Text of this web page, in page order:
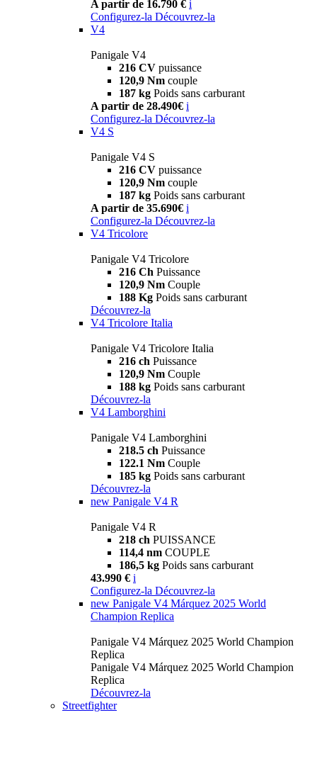
A partir de 16.790 € i
Configurez-la Découvrez-la
V4
Panigale V4
216 CV puissance
120,9 Nm couple
187 kg Poids sans carburant
A partir de 28.490€ i
Configurez-la Découvrez-la
V4 S
Panigale V4 S
216 CV puissance
120,9 Nm couple
187 kg Poids sans carburant
A partir de 35.690€ i
Configurez-la Découvrez-la
V4 Tricolore
Panigale V4 Tricolore
216 Ch Puissance
120,9 Nm Couple
188 Kg Poids sans carburant
Découvrez-la
V4 Tricolore Italia
Panigale V4 Tricolore Italia
216 ch Puissance
120,9 Nm Couple
188 kg Poids sans carburant
Découvrez-la
V4 Lamborghini
Panigale V4 Lamborghini
218.5 ch Puissance
122.1 Nm Couple
185 kg Poids sans carburant
Découvrez-la
new Panigale V4 R
Panigale V4 R
218 ch PUISSANCE
114,4 nm COUPLE
186,5 kg Poids sans carburant
43.990 € i
Configurez-la Découvrez-la
new Panigale V4 Márquez 2025 World
Champion Replica
Panigale V4 Márquez 2025 World Champion
Replica
Panigale V4 Márquez 2025 World Champion
Replica
Découvrez-la
Streetfighter